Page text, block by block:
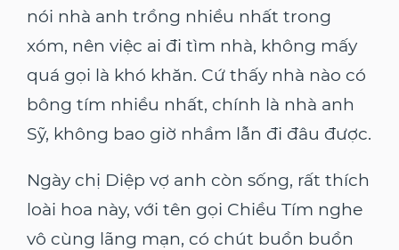
nói nhà anh trồng nhiều nhất trong
xóm, nên việc ai đi tìm nhà, không mấy
quá gọi là khó khăn. Cứ thấy nhà nào có
bông tím nhiều nhất, chính là nhà anh
Sỹ, không bao giờ nhầm lẫn đi đâu được.
Ngày chị Diệp vợ anh còn sống, rất thích
loài hoa này, với tên gọi Chiều Tím nghe
vô cùng lãng mạn, có chút buồn buồn